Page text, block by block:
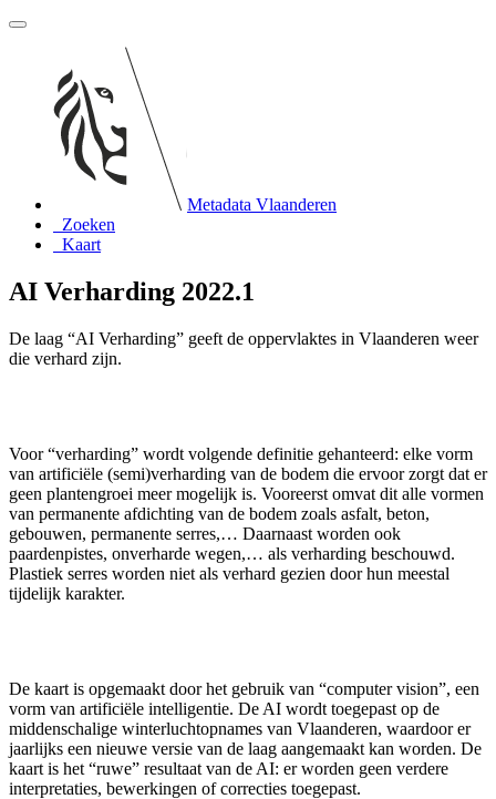
Metadata Vlaanderen
Zoeken
Kaart
AI Verharding 2022.1
De laag “AI Verharding” geeft de oppervlaktes in Vlaanderen weer
die verhard zijn.
Voor “verharding” wordt volgende definitie gehanteerd: elke vorm
van artificiële (semi)verharding van de bodem die ervoor zorgt dat er
geen plantengroei meer mogelijk is. Vooreerst omvat dit alle vormen
van permanente afdichting van de bodem zoals asfalt, beton,
gebouwen, permanente serres,… Daarnaast worden ook
paardenpistes, onverharde wegen,… als verharding beschouwd.
Plastiek serres worden niet als verhard gezien door hun meestal
tijdelijk karakter.
De kaart is opgemaakt door het gebruik van “computer vision”, een
vorm van artificiële intelligentie. De AI wordt toegepast op de
middenschalige winterluchtopnames van Vlaanderen, waardoor er
jaarlijks een nieuwe versie van de laag aangemaakt kan worden. De
kaart is het “ruwe” resultaat van de AI: er worden geen verdere
interpretaties, bewerkingen of correcties toegepast.